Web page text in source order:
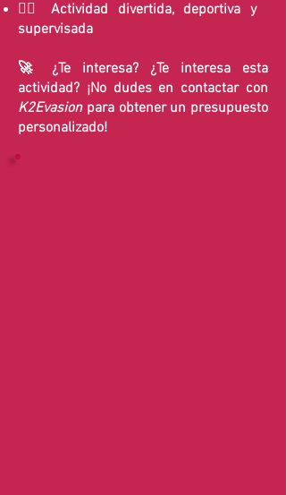
🧗‍♂️ Actividad divertida, deportiva y
supervisada
🚀 ¿Te interesa? ¿Te interesa esta
actividad? ¡No dudes en contactar con
K2Evasionpara obtener un presupuesto
personalizado!